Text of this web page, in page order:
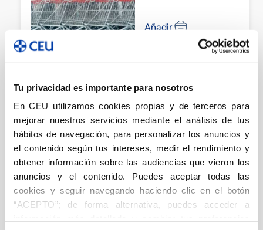
Tu privacidad es importante para nosotros
En CEU utilizamos cookies propias y de terceros para
mejorar nuestros servicios mediante el análisis de tus
hábitos de navegación, para personalizar los anuncios y
el contenido según tus intereses, medir el rendimiento y
obtener información sobre las audiencias que vieron los
anuncios y el contenido. Puedes aceptar todas las
cookies y seguir navegando haciendo clic en el botón
“ACEPTO”; de forma alternativa, puedes acceder a
Añadir
Fundamentos de
marketing (10ª
edición revisada)
Aznar Fernández-
Rodríguez, María
García
Gómez, Eduardo García
Villalobos, Juan Carlos Lluch
20,00€